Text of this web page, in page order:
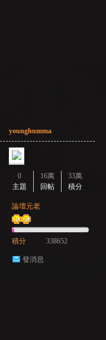
GE
younghumma
0
主題
16萬
回帖
33萬
積分
論壇元老
積分 338652
發消息